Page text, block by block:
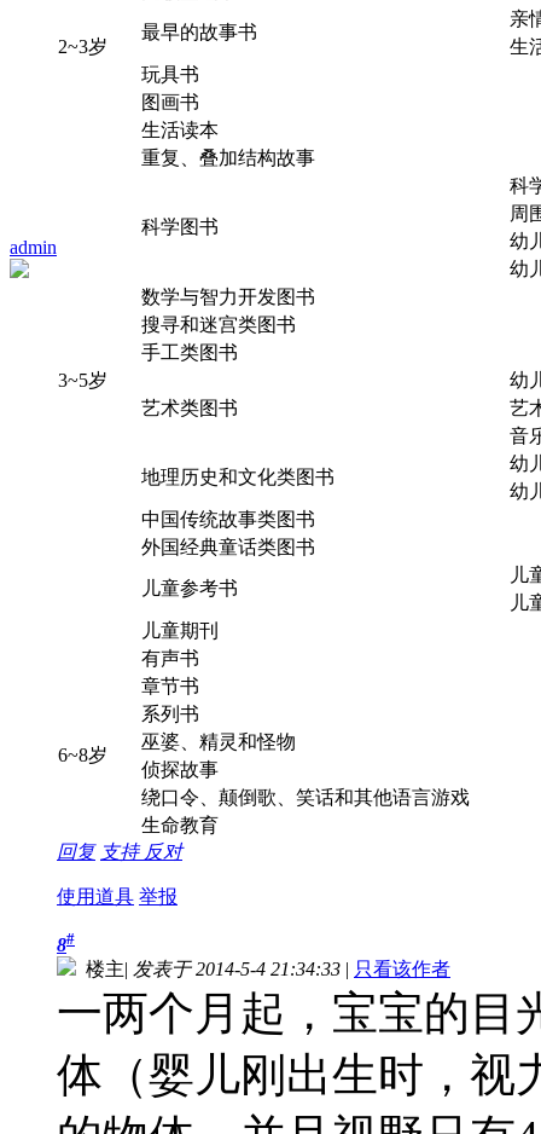
admin
2~3岁
最早的故事书
亲
生
玩具书
3~5岁
图画书
生活读本
重复、叠加结构故事
科学图书
科
周
幼
幼
数学与智力开发图书
搜寻和迷宫类图书
手工类图书
艺术类图书
幼
艺
音
地理历史和文化类图书
幼
幼
中国传统故事类图书
外国经典童话类图书
儿童参考书
儿
儿
儿童期刊
有声书
6~8岁
章节书
系列书
巫婆、精灵和怪物
侦探故事
绕口令、颠倒歌、笑话和其他语言游戏
生命教育
回复 支持 反对
使用道具 举报
8#
楼主| 发表于 2014-5-4 21:34:33 | 只看该作者
一两个月起，宝宝的目
体（婴儿刚出生时，视